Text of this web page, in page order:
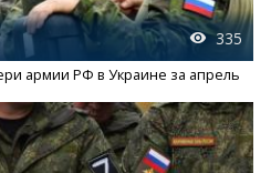
335
армии РФ в Украине за апрель